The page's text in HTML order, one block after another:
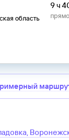
область
9 ч